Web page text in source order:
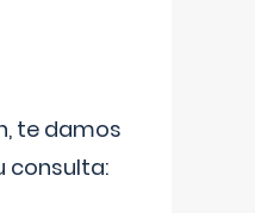
te damos
consulta: